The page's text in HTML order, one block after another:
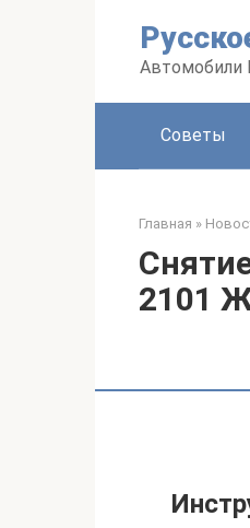
Автомобили
Советы
Главная »
2101